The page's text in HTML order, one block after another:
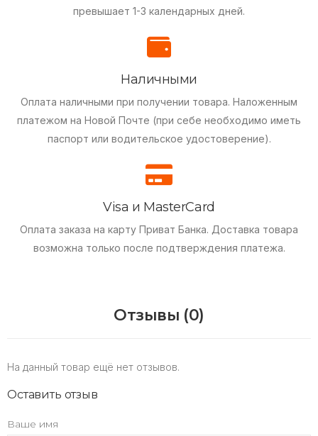
превышает 1-3 календарных дней.
Наличными
Оплата наличными при получении товара. Наложенным
платежом на Новой Почте (при себе необходимо иметь
паспорт или водительское удостоверение).
Visa и MasterCard
Оплата заказа на карту Приват Банка. Доставка товара
возможна только после подтверждения платежа.
Отзывы (0)
На данный товар ещё нет отзывов.
Оставить отзыв
Ваше имя